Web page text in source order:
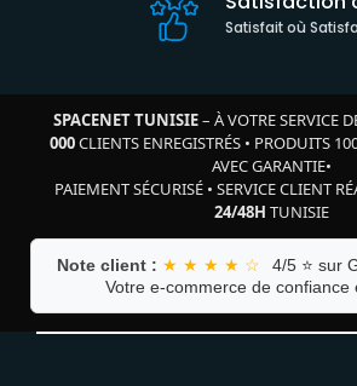
Satisfait où
SPACENET TUNISIE– À VOTRE SERVICE
000CLIENTS ENREGISTRÉS• PRODUITS
AVEC GARANTIE•
PAIEMENT SÉCURISÉ • SERVICE CLIENT
24/48H TUNISIE
Note client : ★ ★ ★ ★ ☆
4/5 ⭐ sur
Votre e-commerce de confiance